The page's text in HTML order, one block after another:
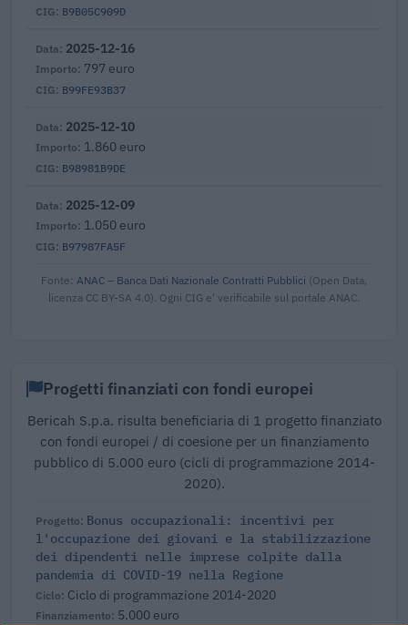
B9B05C909D
B99FE93B37
2025-12-16
797 euro
B98981B9DE
2025-12-10
1.860 euro
B97987FA5F
2025-12-09
1.050 euro
Fonte: ANAC – Banca Dati Nazionale Contratti Pubblici (Open Data,
licenza CC BY-SA 4.0). Ogni CIG e' verificabile sul portale ANAC.
Progetti finanziati con fondi europei
Bericah S.p.a. risulta beneficiaria di 1 progetto finanziato
con fondi europei / di coesione per un finanziamento
pubblico di 5.000 euro (cicli di programmazione 2014-
2020).
Bonus occupazionali: incentivi per
l'occupazione dei giovani e la stabilizzazione
dei dipendenti nelle imprese colpite dalla
pandemia di COVID-19 nella Regione
Ciclo di programmazione 2014-2020
5.000 euro